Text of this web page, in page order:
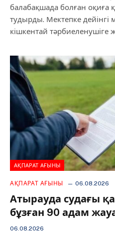
балабақшада болған оқиға
тудырды. Мектепке дейінгі
кішкентай тәрбиеленушіге
АҚПАРАТ АҒЫНЫ
АҚПАРАТ АҒЫНЫ 06.08.2026
Атырауда судағы
бұзған 90 адам
06.08.2026